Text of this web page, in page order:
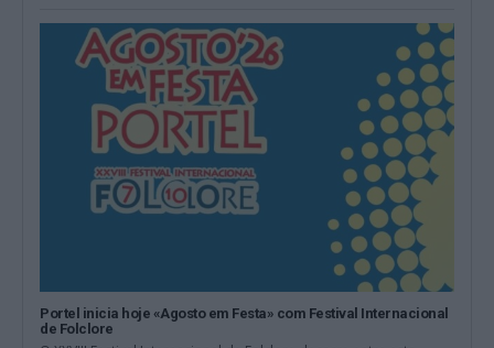
Portel inicia hoje «Agosto em Festa» com Festival Internacional
de Folclore